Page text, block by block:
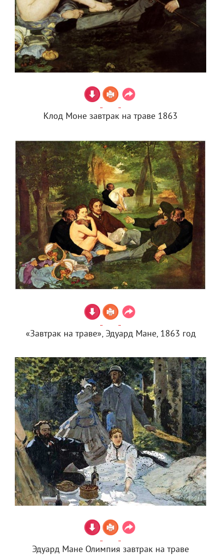
Клод Моне завтрак на траве 1863
«Завтрак на траве», Эдуард Мане, 1863 год
Эдуард Мане Олимпия завтрак на траве